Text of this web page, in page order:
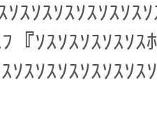
ｽｿｽｿｽｿｽｿｽｿｽ
『ｿｽｿｽｿｽｿｽｿ
ｿｽｿｽｿｽｿｽｿｽｿｽ